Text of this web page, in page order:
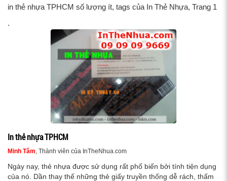
in thẻ nhựa TPHCM số lượng ít, tags của In Thẻ Nhựa, Trang 1
.
In thẻ nhựa TPHCM
Minh Tâm, Thành viên của InTheNhua.com
Ngày nay, thẻ nhựa được sử dụng rất phổ biến bởi tính tiện dụng
của nó. Dần thay thế những thẻ giấy truyền thống dễ rách, thấm